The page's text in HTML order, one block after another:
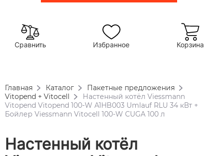
Сравнить Избранное Корзина
Главная Каталог
Пакетные предложения
Vitopend + Vitocell
Настенный котёл Viessmann
Vitopend Vitopend 100-W A1HB003 Umlauf RLU 34 кВт +
Бойлер Viessmann Vitocell 100-W CUGA 100 л
Настенный котёл